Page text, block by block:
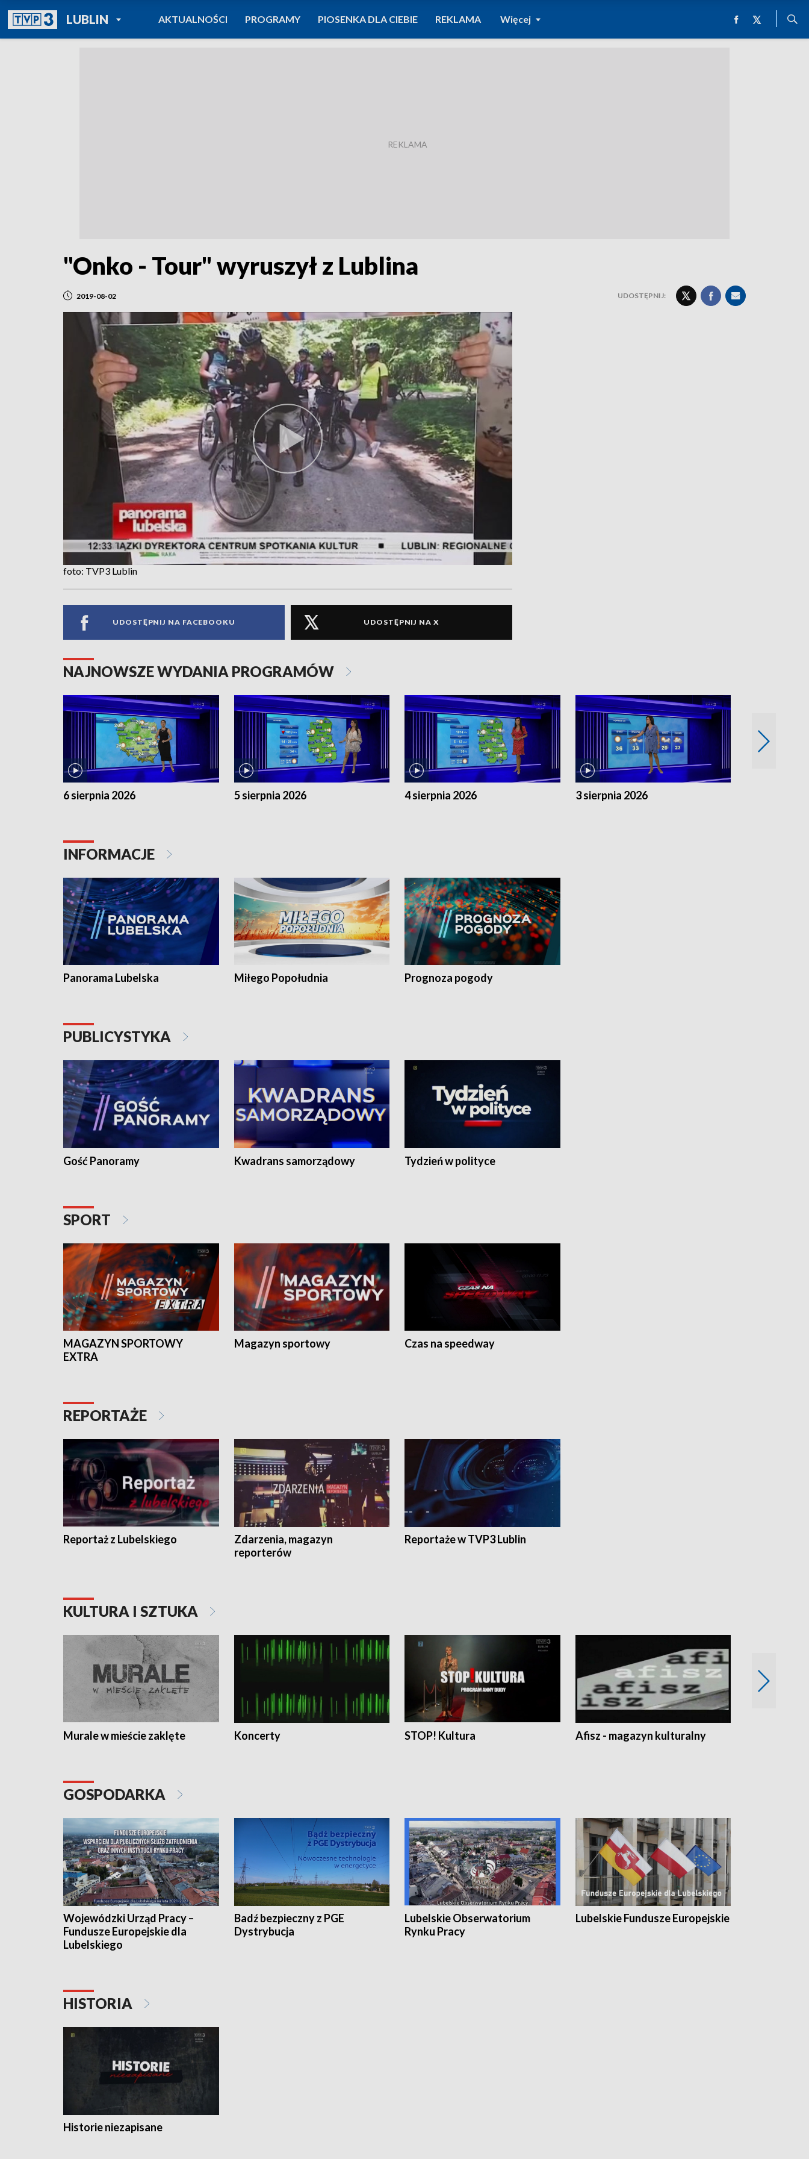
LUBLINPOWRÓT DO
TVP REGIONY
AKTUALNOŚCI PROGRAMY PIOSENKA DLA CIEBIE REKLAMA Więcej
"Onko - Tour" wyruszył z Lublina
2019-08-02 UDOSTĘPNIJ:
foto: TVP3 Lublin
UDOSTĘPNIJ NA FACEBOOKU UDOSTĘPNIJ NA X
NAJNOWSZE WYDANIA PROGRAMÓW
6 sierpnia 2026 5 sierpnia 2026 4 sierpnia 2026 3 sierpnia 2026
INFORMACJE
Panorama Lubelska Miłego Popołudnia Prognoza pogody
PUBLICYSTYKA
Gość Panoramy Kwadrans samorządowy Tydzień w polityce
SPORT
MAGAZYN SPORTOWY
EXTRA
Magazyn sportowy Czas na speedway
REPORTAŻE
Reportaż z Lubelskiego
Zdarzenia, magazyn
reporterów
Reportaże w TVP3 Lublin
KULTURA I SZTUKA
Murale w mieście zaklęte Koncerty STOP! Kultura Afisz - magazyn kulturalny
GOSPODARKA
Wojewódzki Urząd Pracy –
Fundusze Europejskie dla
Lubelskiego
Badź bezpieczny z PGE
Dystrybucja
Lubelskie Obserwatorium
Rynku Pracy
Lubelskie Fundusze Europejskie
HISTORIA
Historie niezapisane